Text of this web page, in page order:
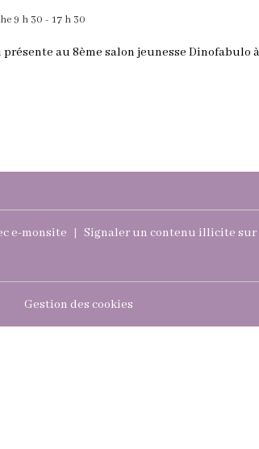
9 h 30 - 17 h 30
au 8ème salon jeunesse Dinofabulo
e-monsite Signaler un contenu illicite sur
Gestion des cookies